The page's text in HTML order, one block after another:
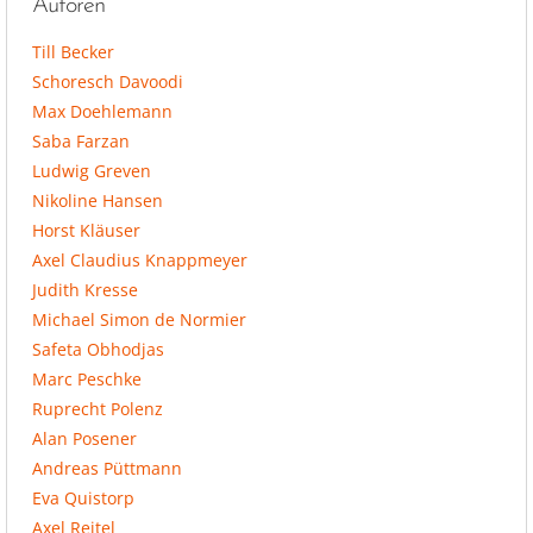
Autoren
Till Becker
Schoresch Davoodi
Max Doehlemann
Saba Farzan
Ludwig Greven
Nikoline Hansen
Horst Kläuser
Axel Claudius Knappmeyer
Judith Kresse
Michael Simon de Normier
Safeta Obhodjas
Marc Peschke
Ruprecht Polenz
Alan Posener
Andreas Püttmann
Eva Quistorp
Axel Reitel